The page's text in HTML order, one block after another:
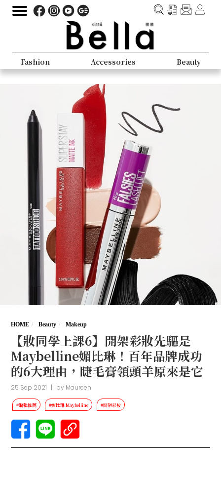
Fashion Accessories Beauty
HOME Beauty Makeup
【妝同學上課6】開架彩妝先驅是
Maybelline媚比琳！百年品牌成功
的6大理由，睫毛膏領頭羊原來是它
25 Sep 2021 | by Maureen
#編輯推薦 #媚比琳 Maybelline #開架彩妝